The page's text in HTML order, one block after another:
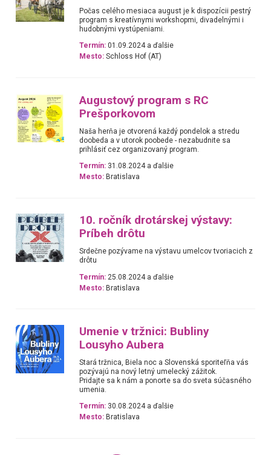
Počas celého mesiaca august je k dispozícii pestrý
program s kreatívnymi workshopmi, divadelnými i
hudobnými vystúpeniami.
Termín: 01.09.2024 a ďalšie
Mesto: Schloss Hof (AT)
Augustový program s RC
Prešporkovom
Naša herňa je otvorená každý pondelok a stredu
doobeda a v utorok poobede - nezabudnite sa
prihlásiť cez organizovaný program.
Termín: 31.08.2024 a ďalšie
Mesto: Bratislava
10. ročník drotárskej výstavy:
Príbeh drôtu
Srdečne pozývame na výstavu umelcov tvoriacich z
drôtu
Termín: 25.08.2024 a ďalšie
Mesto: Bratislava
Umenie v tržnici: Bubliny
Lousyho Aubera
Stará tržnica, Biela noc a Slovenská sporiteľňa vás
pozývajú na nový letný umelecký zážitok.
Pridajte sa k nám a ponorte sa do sveta súčasného
umenia.
Termín: 30.08.2024 a ďalšie
Mesto: Bratislava